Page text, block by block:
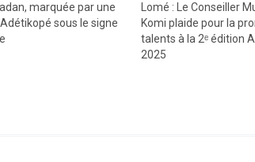
marquée par une
sous le signe
Lomé : Le Conseiller
Komi plaide pour la
talents à la 2ᵉ édition
2025